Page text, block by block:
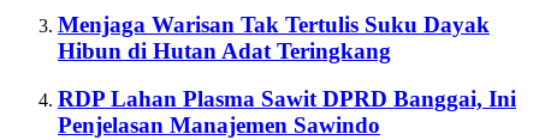
Menjaga Warisan Tak Tertulis Suku Dayak
Hibun di Hutan Adat Teringkang
RDP Lahan Plasma Sawit DPRD Banggai, Ini
Penjelasan Manajemen Sawindo